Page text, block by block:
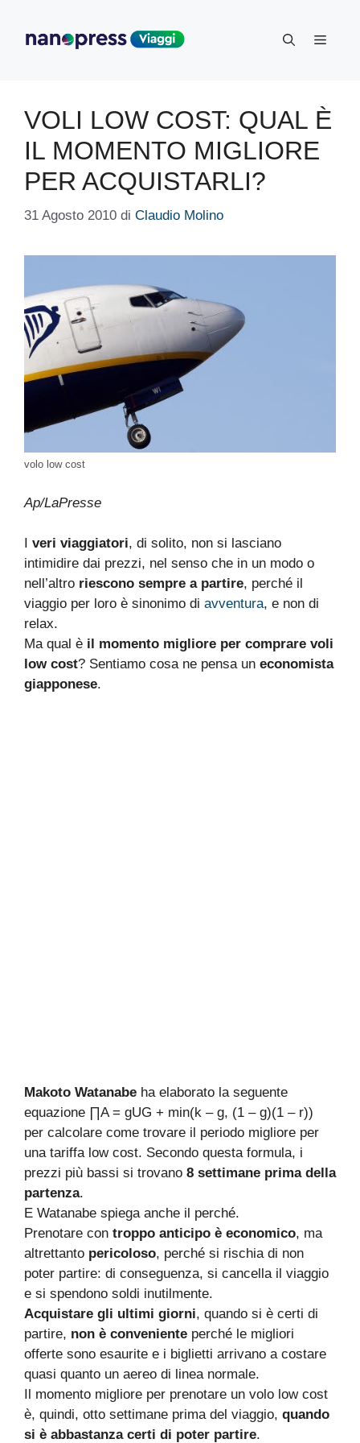
contenuto
Menu
VOLI LOW COST: QUAL È
IL MOMENTO MIGLIORE
PER ACQUISTARLI?
31 Agosto 2010 di Claudio Molino
volo low cost
Ap/LaPresse
veri viaggiatori, di solito, non si lasciano
intimidire dai prezzi, nel senso che in un modo o
nell’altro riescono sempre a partire, perché il
viaggio per loro è sinonimo di avventura, e non di
relax.
Ma qual è il momento migliore per comprare voli
low cost? Sentiamo cosa ne pensa un economista
giapponese.
Makoto Watanabe ha elaborato la seguente
equazione ∏A = gUG + min(k – g, (1 – g)(1 – r))
per calcolare come trovare il periodo migliore per
una tariffa low cost. Secondo questa formula, i
prezzi più bassi si trovano 8 settimane prima della
partenza.
E Watanabe spiega anche il perché.
Prenotare con troppo anticipo è economico, ma
altrettanto pericoloso, perché si rischia di non
poter partire: di conseguenza, si cancella il viaggio
e si spendono soldi inutilmente.
Acquistare gli ultimi giorni, quando si è certi di
partire, non è conveniente perché le migliori
offerte sono esaurite e i biglietti arrivano a costare
quasi quanto un aereo di linea normale.
Il momento migliore per prenotare un volo low cost
è, quindi, otto settimane prima del viaggio, quando
si è abbastanza certi di poter partire.